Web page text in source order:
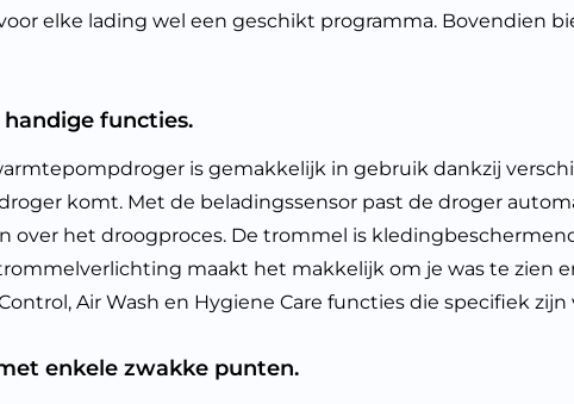
elke lading wel een geschikt programma. Bovendien
functies.
is gemakkelijk in gebruik dankzij
komt. Met de beladingssensor past de droger
over het droogproces. De trommel is
maakt het makkelijk om je was te zien
Air Wash en Hygiene Care functies die specifiek
enkele zwakke punten.